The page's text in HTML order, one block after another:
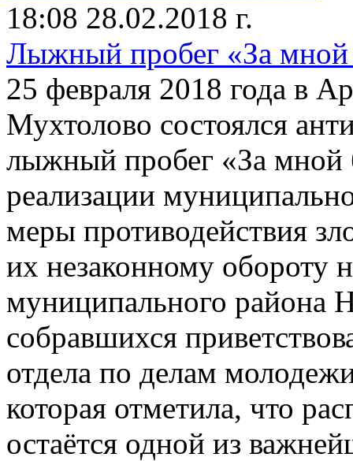
18:08 28.02.2018 г.
Лыжный пробег «За
25 февраля 2018 года в
Мухтолово состоялся
лыжный пробег «За
реализации
меры противодействия
их незаконному обороту
муниципального района
собравшихся
отдела по делам
которая отметила, что
остаётся одной из